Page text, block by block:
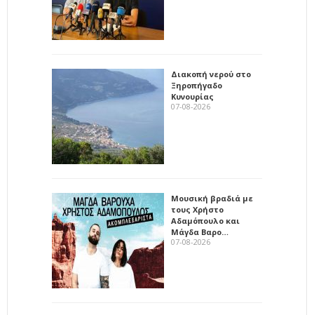
Διακοπή νερού στο
Ξηροπήγαδο
Κυνουρίας
07-08-2026
Μουσική βραδιά με
τους Χρήστο
Αδαμόπουλο και
Μάγδα Βαρο…
07-08-2026